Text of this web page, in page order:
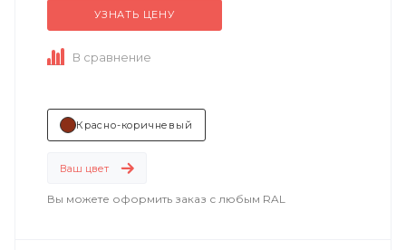
Техническое описание
УЗНАТЬ ЦЕНУ
В сравнение
Красно-коричневый
Ваш цвет
Вы можете оформить заказ с любым RAL